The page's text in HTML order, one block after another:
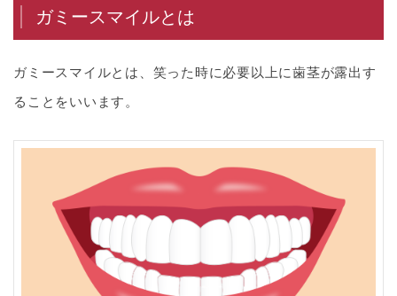
ガミースマイルとは
ガミースマイルとは、笑った時に必要以上に歯茎が露出す
ることをいいます。